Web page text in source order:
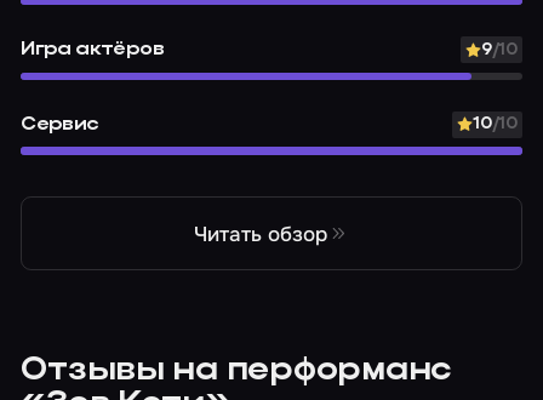
Игра актёров 9/10
Сервис 10/10
Читать обзор
Отзывы на перформанс